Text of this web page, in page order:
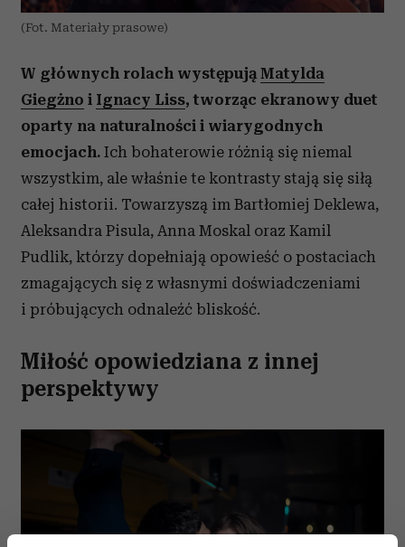
(Fot. Materiały prasowe)
W głównych rolach występują Matylda
Giegżno i Ignacy Liss, tworząc ekranowy duet
oparty na naturalności i wiarygodnych
emocjach. Ich bohaterowie różnią się niemal
wszystkim, ale właśnie te kontrasty stają się siłą
całej historii. Towarzyszą im Bartłomiej Deklewa,
Aleksandra Pisula, Anna Moskal oraz Kamil
Pudlik, którzy dopełniają opowieść o postaciach
zmagających się z własnymi doświadczeniami
i próbujących odnaleźć bliskość.
Miłość opowiedziana z innej
perspektywy